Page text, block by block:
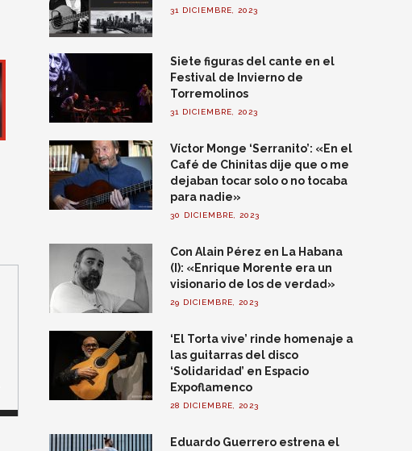
31 DICIEMBRE, 2023
Siete figuras del cante en el
Festival de Invierno de
Torremolinos
31 DICIEMBRE, 2023
Víctor Monge ‘Serranito’: «En el
Café de Chinitas dije que o me
dejaban tocar solo o no tocaba
para nadie»
30 DICIEMBRE, 2023
Con Alain Pérez en La Habana
(I): «Enrique Morente era un
visionario de los de verdad»
29 DICIEMBRE, 2023
‘El Torta vive’ rinde homenaje a
las guitarras del disco
‘Solidaridad’ en Espacio
Expoflamenco
28 DICIEMBRE, 2023
Eduardo Guerrero estrena el